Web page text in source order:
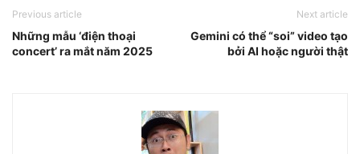
Previous article
Những mẫu ‘điện thoại
concert’ ra mắt năm 2025
Next article
Gemini có thể “soi” video tạo
bởi AI hoặc người thật